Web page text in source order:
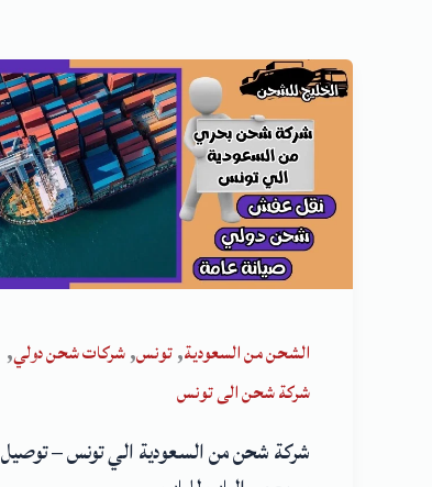
الشحن من السعودية,تونس,شركات شحن دولي,
شركة شحن الى تونس
شركة شحن من السعودية الي تونس – توصيل